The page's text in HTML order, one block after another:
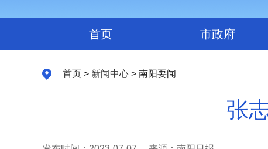
首页 市政府
首页 > 新闻中心 > 南阳要闻
张